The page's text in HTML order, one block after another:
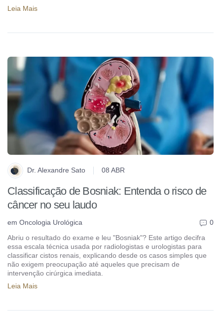
Leia Mais
Dr. Alexandre Sato 08 ABR
Classificação de Bosniak: Entenda o risco de
câncer no seu laudo
em Oncologia Urológica
0
Abriu o resultado do exame e leu "Bosniak"? Este artigo decifra
essa escala técnica usada por radiologistas e urologistas para
classificar cistos renais, explicando desde os casos simples que
não exigem preocupação até aqueles que precisam de
intervenção cirúrgica imediata.
Leia Mais